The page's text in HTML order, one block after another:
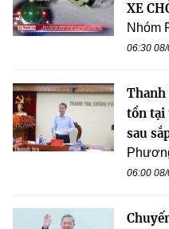
XE
Nhóm
06:30
Thanh
tồn tại
sau
06:00